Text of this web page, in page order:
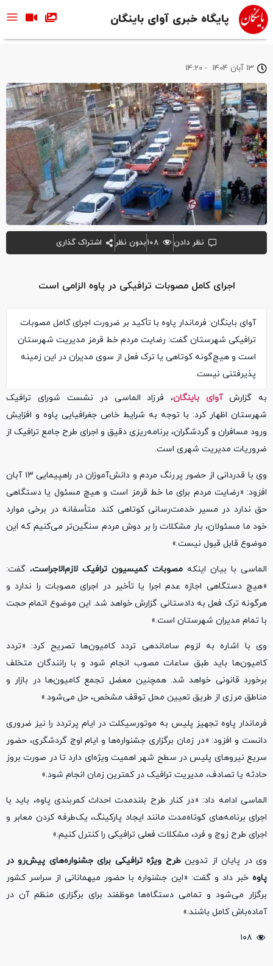
پایگاه خبری آوای باینگان
اجرای کامل مصوبات ترافیکی در پاوه الزامی است
آوای باینگان: فرماندار پاوه با تأکید بر ضرورت اجرای کامل مصوبات
ترافیکی شهرستان گفت: رضایت مردم خط قرمز مدیریت شهرستان
است و هیچ‌گونه کوتاهی یا ترک فعل از سوی مدیران در این زمینه
پذیرفتنی نیست.
13 آبان 1404 -
14:20
نظر دادن ۱۰۸بدون نظر اشتراک گذاری
به گزارشآوای باینگان، فرزاد الماسی در نشست شورای ترافیک
شهرستان اظهار کرد: با توجه به شرایط خاص جغرافیایی پاوه و افزایش
ورود مسافران و گردشگران، برنامه‌ریزی دقیق و اجرای طرح جامع ترافیک از
ضروریات مدیریت شهری است.
وی با قدردانی از حضور پررنگ مردم و دانش‌آموزان در راهپیمایی ۱۳ آبان
افزود: «رضایت مردم برای ما خط قرمز است و هیچ مسئول یا دستگاهی
حق ندارد در مسیر خدمت‌رسانی کوتاهی کند. متأسفانه در برخی موارد
خود ما مسئولان، بار مشکلات را بر دوش مردم سنگین‌تر می‌کنیم که این
موضوع قابل قبول نیست.»
الماسی با بیان اینکهمصوبات کمیسیون ترافیک لازم‌الاجراست، گفت:
«هیچ دستگاهی اجازه عدم اجرا یا تأخیر در اجرای مصوبات را ندارد و
هرگونه ترک فعل به دادستانی گزارش خواهد شد. این موضوع اتمام حجت
با تمام مدیران شهرستان است.»
وی با اشاره به لزوم ساماندهی تردد کامیون‌ها تصریح کرد: «تردد
کامیون‌ها باید طبق ساعات مصوب انجام شود و با رانندگان متخلف
برخورد قانونی خواهد شد. همچنین معضل تجمع کامیون‌ها در بازار و
مناطق مرزی از طریق تعیین محل توقف مشخص، حل می‌شود.»
فرماندار پاوه تجهیز پلیس به موتورسیکلت در ایام پرتردد را نیز ضروری
دانست و افزود: «در زمان برگزاری جشنواره‌ها و ایام اوج گردشگری، حضور
سریع نیروهای پلیس در سطح شهر اهمیت ویژه‌ای دارد تا در صورت بروز
حادثه یا تصادف، مدیریت ترافیک در کمترین زمان انجام شود.»
الماسی ادامه داد: «در کنار طرح بلندمدت احداث کمربندی پاوه، باید با
اجرای برنامه‌های کوتاه‌مدت مانند ایجاد پارکینگ، یک‌طرفه کردن معابر و
اجرای طرح زوج و فرد، مشکلات فعلی ترافیکی را کنترل کنیم.»
وی در پایان از تدوینطرح ویژه ترافیکی برای جشنواره‌های پیش‌رو در
پاوه خبر داد و گفت: «این جشنواره با حضور میهمانانی از سراسر کشور
برگزار می‌شود و تمامی دستگاه‌ها موظفند برای برگزاری منظم آن در
آماده‌باش کامل باشند.»
۱۰۸